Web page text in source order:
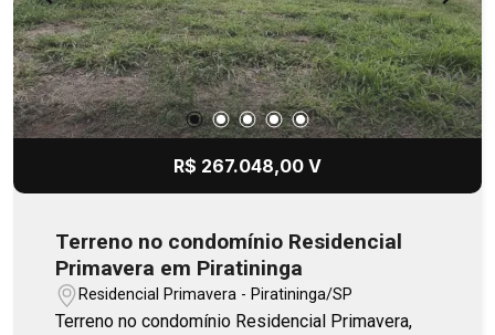
R$ 267.048,00 V
Terreno no condomínio Residencial
Primavera em Piratininga
Residencial Primavera - Piratininga/SP
Terreno no condomínio Residencial Primavera,